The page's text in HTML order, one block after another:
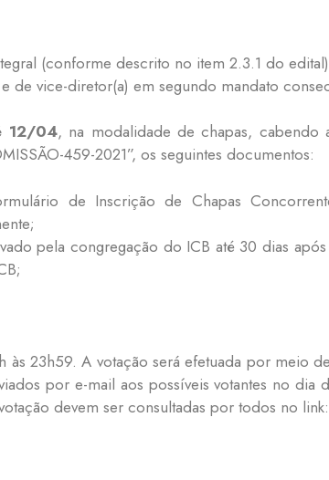
(conforme descrito no item 2.3.1 do
de vice-diretor(a) em segundo mandato
12/04, na modalidade de chapas, cabendo
459-2021”, os seguintes documentos:
de Inscrição de Chapas
pela congregação do ICB até 30 dias
23h59. A votação será efetuada por meio
por e-mail aos possíveis votantes no
devem ser consultadas por todos no link: